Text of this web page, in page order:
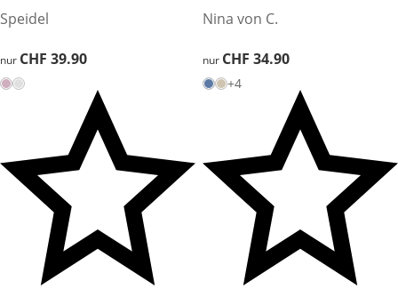
Speidel
CHF 39.90
nur CHF 39.90
Nina von C.
CHF 34.90
nur CHF 34.90
+4